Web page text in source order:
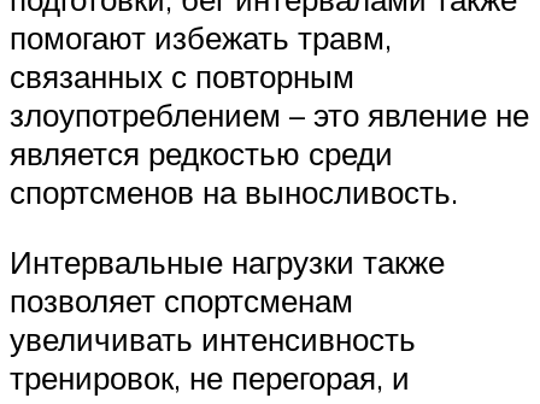
помогают избежать травм,
связанных с повторным
злоупотреблением – это явление не
является редкостью среди
спортсменов на выносливость.
Интервальные нагрузки также
позволяет спортсменам
увеличивать интенсивность
тренировок, не перегорая, и